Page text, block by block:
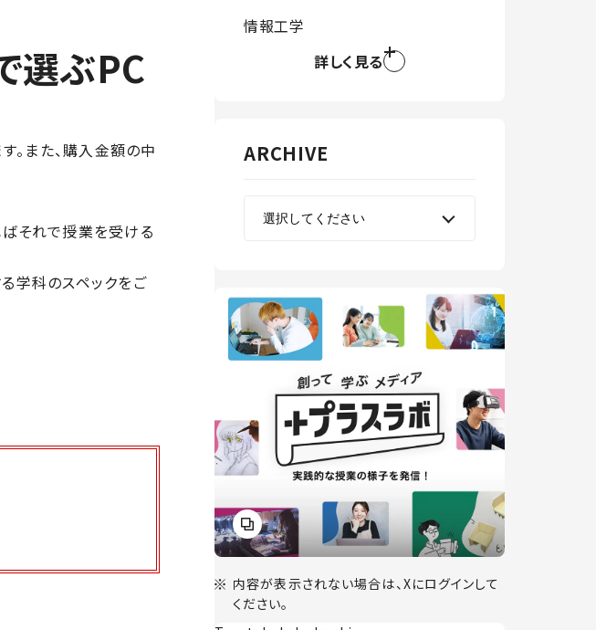
選ぶPC
また、購入金額の中
それで授業を受ける
学科のスペックをご
情報工学
詳しく見る
ARCHIVE
内容が表示されない場合は、Xにログインして
ください。